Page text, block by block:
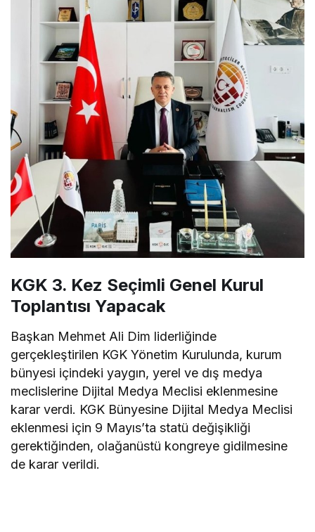
KGK 3. Kez Seçimli Genel Kurul
Toplantısı Yapacak
Başkan Mehmet Ali Dim liderliğinde
gerçekleştirilen KGK Yönetim Kurulunda, kurum
bünyesi içindeki yaygın, yerel ve dış medya
meclislerine Dijital Medya Meclisi eklenmesine
karar verdi. KGK Bünyesine Dijital Medya Meclisi
eklenmesi için 9 Mayıs’ta statü değişikliği
gerektiğinden, olağanüstü kongreye gidilmesine
de karar verildi.